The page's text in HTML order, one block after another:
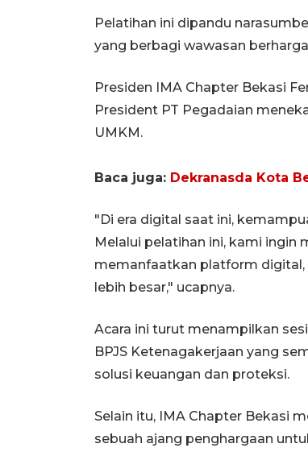
Pelatihan ini dipandu
yang berbagi wawasan
Presiden IMA Chapter Bekasi
President PT Pegadaian
UMKM.
Baca juga: Dekranasda Kota
"Di era digital saat ini,
Melalui pelatihan ini, kami
memanfaatkan platform digital,
lebih besar," ucapnya.
Acara ini turut menampilkan
BPJS Ketenagakerjaan yang
solusi keuangan dan proteksi.
Selain itu, IMA Chapter Bekasi
sebuah ajang penghargaan